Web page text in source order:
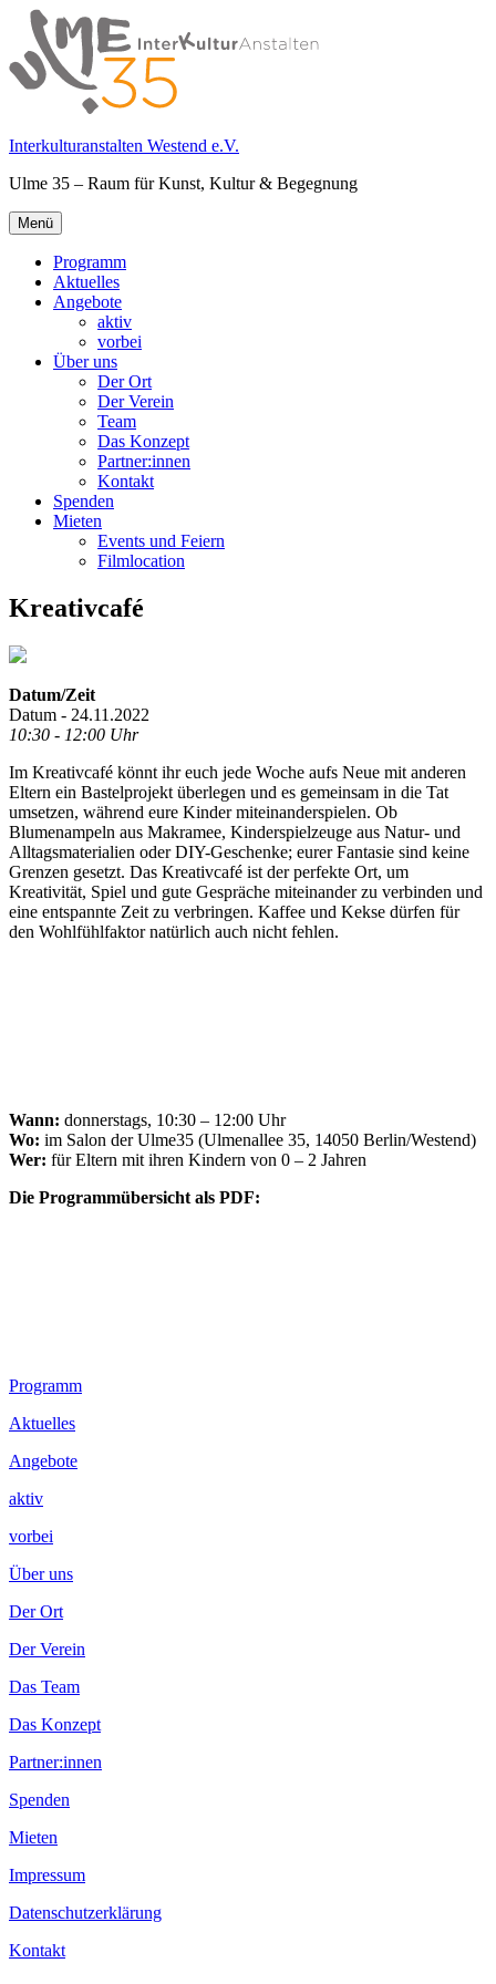
Springe
zum
Inhalt
Interkulturanstalten Westend e.V.
Ulme 35 – Raum für Kunst, Kultur & Begegnung
Primäres
Menü
Menü
Programm
Aktuelles
Angebote
aktiv
vorbei
Über uns
Der Ort
Der Verein
Team
Das Konzept
Partner:innen
Kontakt
Spenden
Mieten
Events und Feiern
Filmlocation
Kreativcafé
Datum/Zeit
Datum - 24.11.2022
10:30 - 12:00 Uhr
Im Kreativcafé könnt ihr euch jede Woche aufs Neue mit anderen
Eltern ein Bastelprojekt überlegen und es gemeinsam in die Tat
umsetzen, während eure Kinder miteinanderspielen. Ob
Blumenampeln aus Makramee, Kinderspielzeuge aus Natur- und
Alltagsmaterialien oder DIY-Geschenke; eurer Fantasie sind keine
Grenzen gesetzt. Das Kreativcafé ist der perfekte Ort, um
Kreativität, Spiel und gute Gespräche miteinander zu verbinden und
eine entspannte Zeit zu verbringen. Kaffee und Kekse dürfen für
den Wohlfühlfaktor natürlich auch nicht fehlen.
Wann: donnerstags, 10:30 – 12:00 Uhr
Wo: im Salon der Ulme35 (Ulmenallee 35, 14050 Berlin/Westend)
Wer: für Eltern mit ihren Kindern von 0 – 2 Jahren
Die Programmübersicht als PDF:
Footer
Inhalt
Programm
Aktuelles
Angebote
aktiv
vorbei
Über uns
Der Ort
Der Verein
Das Team
Das Konzept
Partner:innen
Spenden
Mieten
Impressum
Datenschutzerklärung
Kontakt